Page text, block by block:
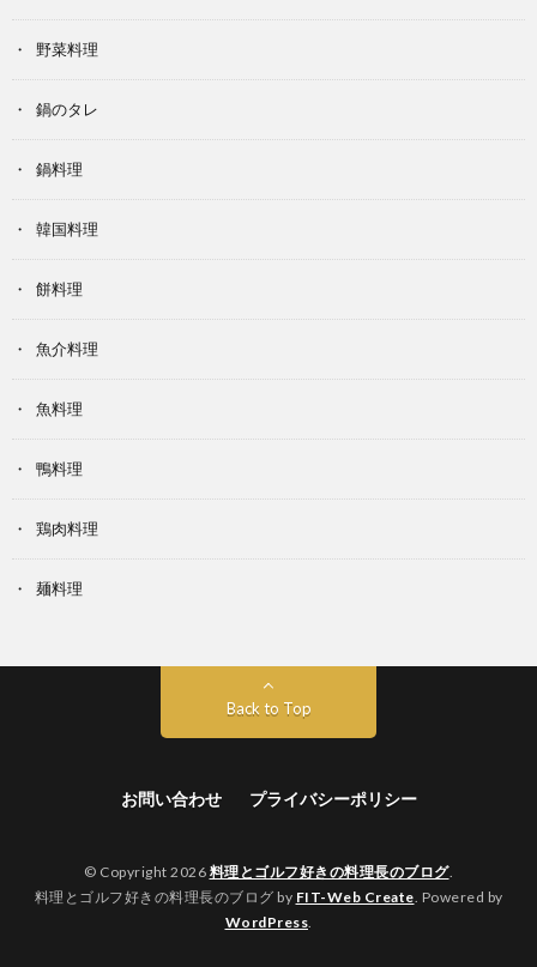
野菜料理
鍋のタレ
鍋料理
韓国料理
餅料理
魚介料理
魚料理
鴨料理
鶏肉料理
麺料理
Back to Top
お問い合わせ プライバシーポリシー
© Copyright 2026 料理とゴルフ好きの料理長のブログ.
料理とゴルフ好きの料理長のブログ by FIT-Web Create. Powered by
WordPress.